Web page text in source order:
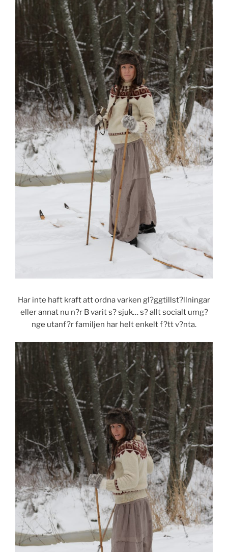
Har inte haft kraft att ordna varken gl?ggtillst?llningar
eller annat nu n?r B varit s? sjuk… s? allt socialt umg?
nge utanf?r familjen har helt enkelt f?tt v?nta.